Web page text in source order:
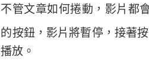
不管文章如何捲動，影片都
的按鈕，影片將暫停，接著
播放。